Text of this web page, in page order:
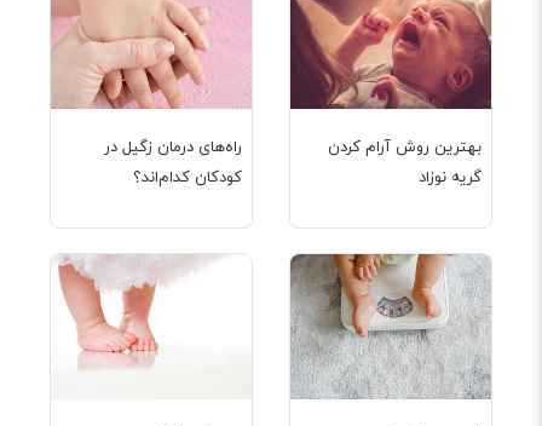
راه‌‌‌‌‌‌های درمان زگیل در
کودکان کدام‌اند؟
بهترین روش آرام کردن
گریه نوزاد